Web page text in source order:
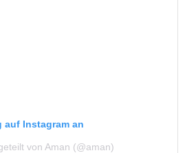
auf Instagram an
von Aman (@aman)